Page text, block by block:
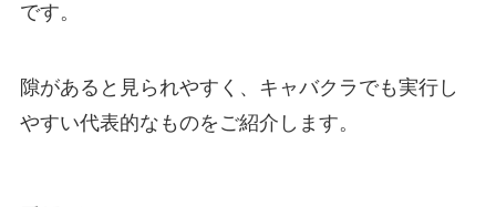
です。
隙があると見られやすく、キャバクラでも実行し
やすい代表的なものをご紹介します。